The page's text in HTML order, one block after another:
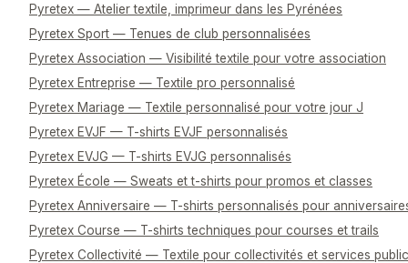
Pyretex — Atelier textile, imprimeur dans les Pyrénées
Pyretex Sport — Tenues de club personnalisées
Pyretex Association — Visibilité textile pour votre association
Pyretex Entreprise — Textile pro personnalisé
Pyretex Mariage — Textile personnalisé pour votre jour J
Pyretex EVJF — T-shirts EVJF personnalisés
Pyretex EVJG — T-shirts EVJG personnalisés
Pyretex École — Sweats et t-shirts pour promos et classes
Pyretex Anniversaire — T-shirts personnalisés pour
Pyretex Course — T-shirts techniques pour courses et trails
Pyretex Collectivité — Textile pour collectivités et services